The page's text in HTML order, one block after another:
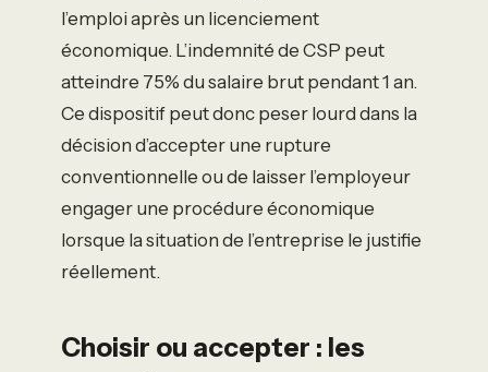
l’emploi après un licenciement
économique. L’indemnité de CSP peut
atteindre 75% du salaire brut pendant 1 an.
Ce dispositif peut donc peser lourd dans la
décision d’accepter une rupture
conventionnelle ou de laisser l’employeur
engager une procédure économique
lorsque la situation de l’entreprise le justifie
réellement.
Choisir ou accepter : les